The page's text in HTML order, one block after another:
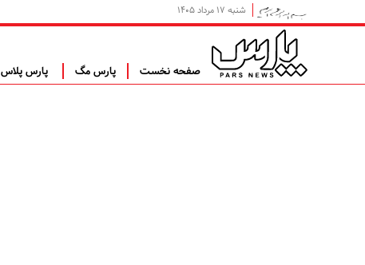
شنبه ۱۷ مرداد ۱۴۰۵
صفحه نخست پارس مگ پارس پلاس